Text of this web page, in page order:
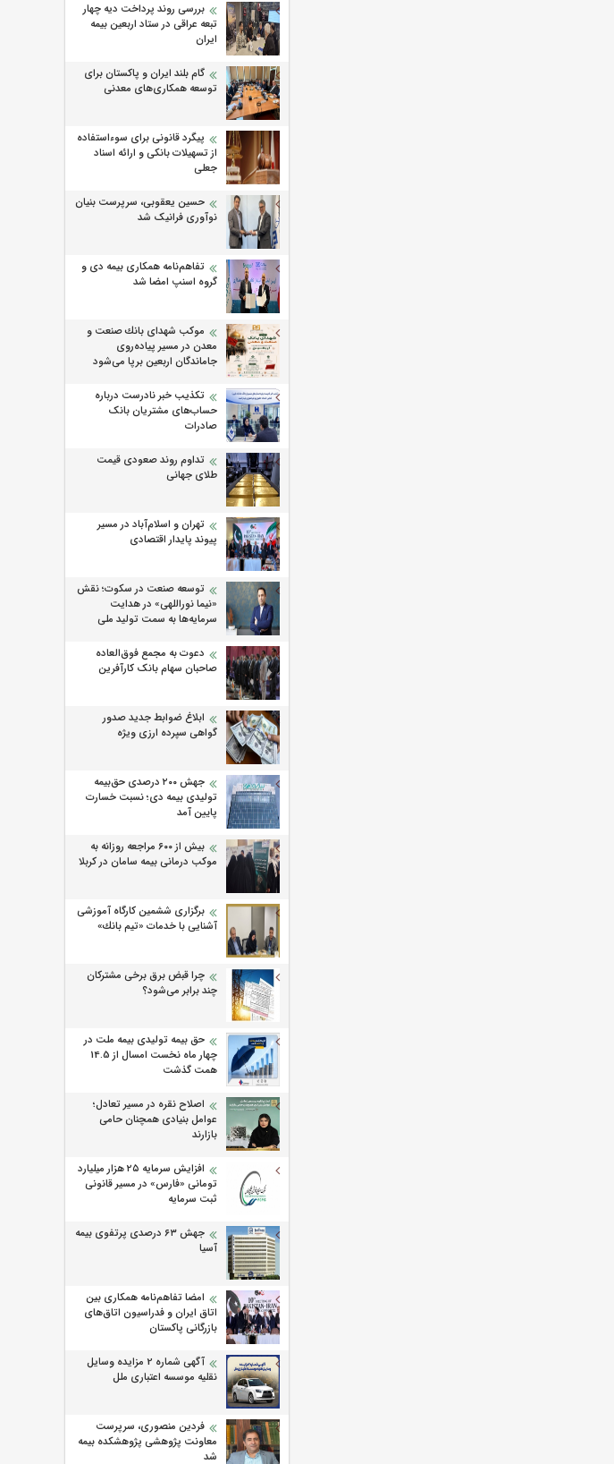
بررسی روند پرداخت دیه چهار
تبعه عراقی در ستاد اربعین بیمه
ایران
گام بلند ایران و پاکستان برای
توسعه همکاری‌های معدنی
پیگرد قانونی برای سوءاستفاده
از تسهیلات بانکی و ارائه اسناد
جعلی
حسین یعقوبی، سرپرست بنیان
نوآوری فرانیک شد
تفاهم‌نامه همکاری بیمه دی و
گروه اسنپ امضا شد
موكب شهدای بانك صنعت و
معدن در مسیر پیاده‌روی
جاماندگان اربعین برپا می‌شود
تکذیب خبر نادرست درباره
حساب‌های مشتریان بانک
صادرات
تداوم روند صعودی قیمت
طلای جهانی
تهران و اسلام‌آباد در مسیر
پیوند پایدار اقتصادی
توسعه صنعت در سکوت؛ نقش
«نیما نوراللهی» در هدایت
سرمایه‌ها به سمت تولید ملی
دعوت به مجمع فوق‌العاده
صاحبان سهام بانک کارآفرین
ابلاغ ضوابط جدید صدور
گواهی سپرده ارزی ویژه
جهش ۲۰۰ درصدی حق‌بیمه
تولیدی بیمه دی؛ نسبت خسارت
پایین آمد
بیش از ۶۰۰ مراجعه روزانه به
موکب درمانی بیمه سامان در کربلا
برگزاری ششمین كارگاه آموزشی
آشنایی با خدمات «تیم بانك»
چرا قبض برق برخی مشترکان
چند برابر می‌شود؟
حق بیمه تولیدی بیمه ملت در
چهار ماه نخست امسال از 14.5
همت گذشت
اصلاح نقره در مسیر تعادل؛
عوامل بنیادی همچنان حامی
بازارند
افزایش سرمایه ۲۵ هزار میلیارد
تومانی «فارس» در مسیر قانونی
ثبت سرمایه
جهش ۶۳ درصدی پرتفوی بیمه
آسیا
امضا تفاهم‌نامه همکاری بین
اتاق ایران و فدراسیون اتاق‌های
بازرگانی پاکستان
آگهی شماره 2 مزایده وسایل
نقلیه موسسه اعتباری ملل
فردین منصوری، سرپرست
معاونت پژوهشی پژوهشكده بیمه
شد